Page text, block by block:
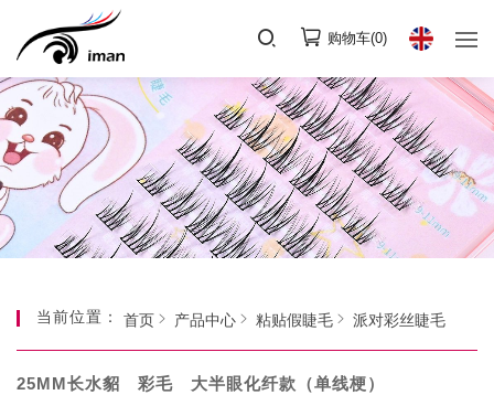
购物车(0)
当前位置： 首页 产品中心 粘贴假睫毛 派对彩丝睫毛
25MM长水貂 彩毛
大半眼化纤款（单线梗）